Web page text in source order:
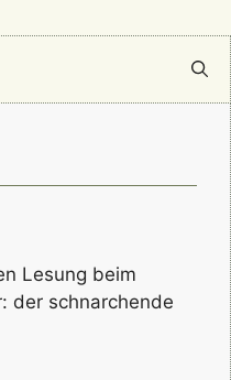
Lesung beim
der schnarchende